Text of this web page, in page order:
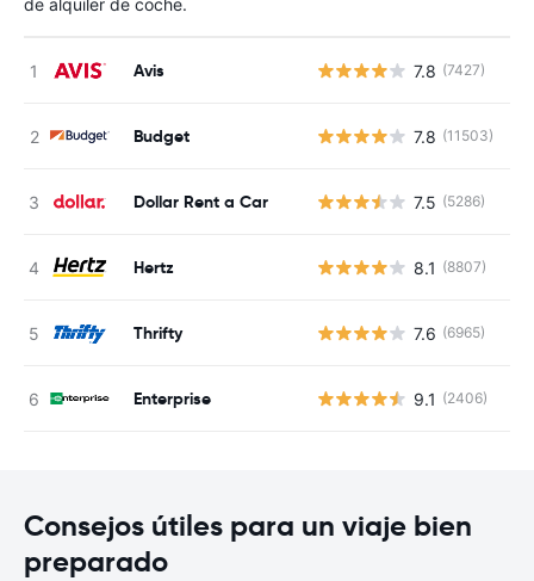
de alquiler de coche.
Avis 7.8 (7427)
Budget 7.8 (11503)
Dollar Rent a Car 7.5 (5286)
Hertz 8.1 (8807)
Thrifty 7.6 (6965)
Enterprise 9.1 (2406)
Consejos útiles para un viaje bien
preparado